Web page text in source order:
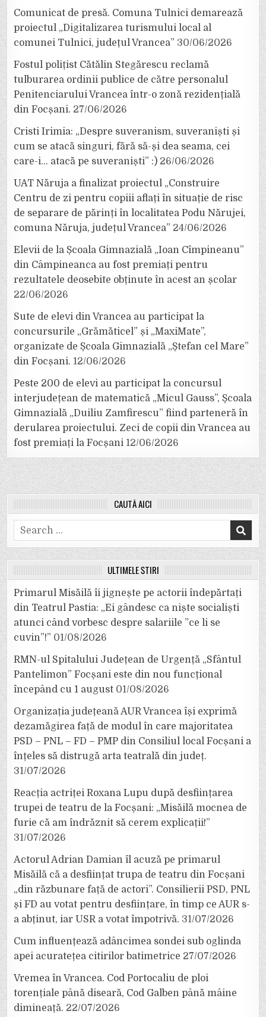
Comunicat de presă. Comuna Tulnici demarează
proiectul „Digitalizarea turismului local al
comunei Tulnici, județul Vrancea” 30/06/2026
Fostul polițist Cătălin Stegărescu reclamă
tulburarea ordinii publice de către personalul
Penitenciarului Vrancea într-o zonă rezidențială
din Focșani. 27/06/2026
Cristi Irimia: „Despre suveranism, suveraniști și
cum se atacă singuri, fără să-și dea seama, cei
care-i… atacă pe suveraniști” :) 26/06/2026
UAT Năruja a finalizat proiectul „Construire
Centru de zi pentru copiii aflați în situație de risc
de separare de părinți în localitatea Podu Nărujei,
comuna Năruja, județul Vrancea” 24/06/2026
Elevii de la Școala Gimnazială „Ioan Cîmpineanu”
din Câmpineanca au fost premiați pentru
rezultatele deosebite obținute în acest an școlar
22/06/2026
Sute de elevi din Vrancea au participat la
concursurile „Grămăticel” și „MaxiMate”,
organizate de Școala Gimnazială „Ștefan cel Mare”
din Focșani. 12/06/2026
Peste 200 de elevi au participat la concursul
interjudețean de matematică „Micul Gauss”, Școala
Gimnazială „Duiliu Zamfirescu” fiind parteneră în
derularea proiectului. Zeci de copii din Vrancea au
fost premiați la Focșani 12/06/2026
CAUTĂ AICI
Search
for:
ULTIMELE ȘTIRI
Primarul Misăilă îi jignește pe actorii îndepărtați
din Teatrul Pastia: „Ei gândesc ca niște socialiști
atunci când vorbesc despre salariile ”ce li se
cuvin”!” 01/08/2026
RMN-ul Spitalului Județean de Urgență „Sfântul
Pantelimon” Focșani este din nou funcțional
începând cu 1 august 01/08/2026
Organizația județeană AUR Vrancea își exprimă
dezamăgirea față de modul în care majoritatea
PSD – PNL – FD – PMP din Consiliul local Focșani a
înțeles să distrugă arta teatrală din județ.
31/07/2026
Reacția actriței Roxana Lupu după desființarea
trupei de teatru de la Focșani: „Misăilă mocnea de
furie că am îndrăznit să cerem explicații!”
31/07/2026
Actorul Adrian Damian îl acuză pe primarul
Misăilă că a desființat trupa de teatru din Focșani
„din răzbunare față de actori”. Consilierii PSD, PNL
și FD au votat pentru desființare, în timp ce AUR s-
a abținut, iar USR a votat împotrivă. 31/07/2026
Cum influențează adâncimea sondei sub oglinda
apei acuratețea citirilor batimetrice 27/07/2026
Vremea în Vrancea. Cod Portocaliu de ploi
torențiale până diseară, Cod Galben până mâine
dimineață. 22/07/2026